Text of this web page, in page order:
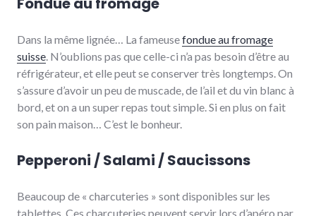
Dans la même lignée… La fameusefondue au fromage
suisse. N’oublions pas que celle-ci n’a pas besoin d’être au
réfrigérateur, et elle peut se conserver très longtemps. On
s’assure d’avoir un peu de muscade, de l’ail et du vin blanc à
bord, et on a un super repas tout simple. Si en plus on fait
son pain maison… C’est le bonheur.
Pepperoni / Salami / Saucissons
Beaucoup de « charcuteries » sont disponibles sur les
tablettes. Ces charcuteries peuvent servir lors d’apéro par